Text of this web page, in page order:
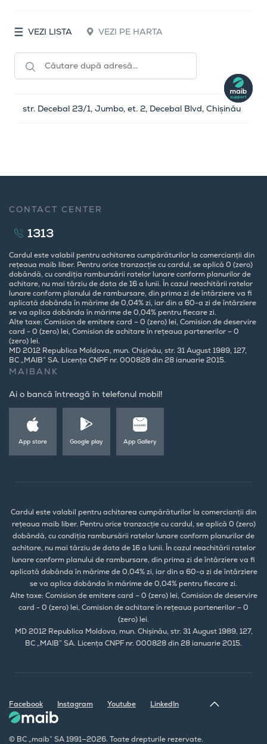
VEZI LISTA VEZI PE HARTA
str. Decebal 23/1, Jumbo, et. 2, Decebal Blvd, Chișinău
CONTACT CENTER
1313
Cardul este valabil pentru achitarea cumpărăturilor la comercianții din
rețeaua maib liber. Pentru orice tranzacție cu cardul, se aplică 0 (zero)
dobândă, cu condiția rambursării ratelor lunare conform planurilor de
achitare, nu mai târziu de data de 16 a lunii. În cazul neachitării ratelor
lunare conform planului de rambursare, din prima zi de întârziere va fi
aplicată dobânda în mărime de 0,04% zi, iar din a 60-a zi de întârziere
se va aplica dobânda în mărime de 0,04% pentru fiecare zi.
Alte taxe: Comision de emitere card – 0 (zero) lei, Comision de deservire
card - 0 (zero) lei, Comision de achitare în rețeaua partenerilor – 0
(zero) lei.
MD 2012 Republica Moldova, mun. Chișinău, str. 31 August 1989, 127,
BC „MAIB” SA. Licența CNPF nr. 000828 din 28 ianuarie 2015.
MAIBANK
Ai o bancă întreagă în telefonul mobil!
App store Google play App Gallery
Cardul este valabil pentru achitarea cumpărăturilor la comercianții din
rețeaua maib liber. Pentru orice tranzacție cu cardul, se aplică 0 (zero)
dobândă, cu condiția rambursării ratelor lunare conform planurilor de
achitare, nu mai târziu de data de 16 a lunii. În cazul neachitării ratelor
lunare conform planului de rambursare, din prima zi de întârziere va fi
aplicată dobânda în mărime de 0,04% zi, iar din a 60-a zi de întârziere
se va aplica dobânda în mărime de 0,04% pentru fiecare zi.
Alte taxe: Comision de emitere card – 0 (zero) lei, Comision de deservire
card - 0 (zero) lei, Comision de achitare în rețeaua partenerilor – 0
(zero) lei.
MD 2012 Republica Moldova, mun. Chișinău, str. 31 August 1989, 127,
BC „MAIB” SA. Licența CNPF nr. 000828 din 28 ianuarie 2015.
Facebook Instagram Youtube LinkedIn
© BC „maib” SA 1991—2026. Toate drepturile rezervate.